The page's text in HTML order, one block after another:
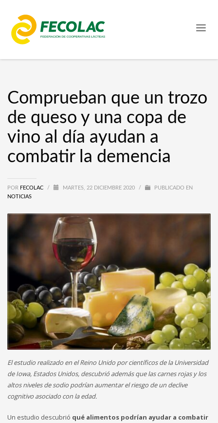
Comprueban que un trozo
de queso y una copa de
vino al día ayudan a
combatir la demencia
POR FECOLAC / MARTES, 22 DICIEMBRE 2020 /
PUBLICADO EN
NOTICIAS
El estudio realizado en el Reino Unido por científicos de la Universidad
de Iowa, Estados Unidos, descubrió además que las carnes rojas y los
altos niveles de sodio podrían aumentar el riesgo de un declive
cognitivo asociado con la edad.
Un estudio descubrió qué alimentos podrían ayudar a combatir